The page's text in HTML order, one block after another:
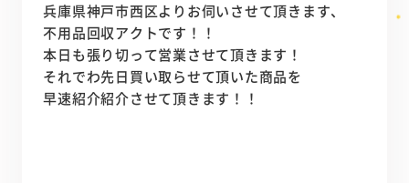
兵庫県神戸市西区よりお伺いさせて頂きます、
不用品回収アクトです！！
本日も張り切って営業させて頂きます！
それでわ先日買い取らせて頂いた商品を
早速紹介紹介させて頂きます！！